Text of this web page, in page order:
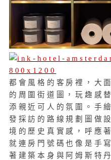
都會風格的客房裡，大
的周圍街道圖，玩趣感
添親近可人的氛圍。手
發採訪的路線規劃圖做
境的歷史真實感，呼應
就連房門號碼也像是手
著建築本身與阿姆斯特